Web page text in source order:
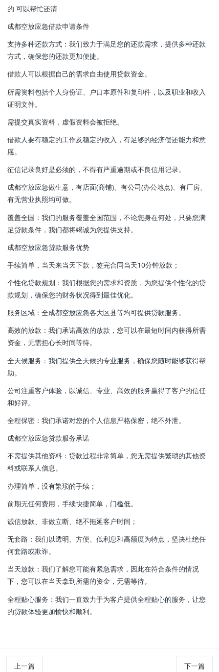
的 可以帮忙还清
成都空放应急借款申请条件
支持多种还款方式：我们致力于满足您的还款需求，提供多种还款
方式，确保您的还款更加便捷。
借款人可以根据自己的需求自由使用贷款资金。
所需资料包括个人身份证、户口本原件和复印件，以及职业和收入
证明文件。
需提交真实资料，虚假资料会被拒绝。
借款人要有稳定的工作及稳定的收入，有足够的经济偿还能力和意
愿。
征信记录良好是必须的，不得有严重逾期或不良信用记录。
成都空放应急做生意，有店面(商铺)、有公司(办公地点)、有厂房、
有无营业执照均可做。
覆盖全国：我们的服务覆盖全国范围，不论您身在何处，只要您满
足贷款条件，我们都将竭诚为您提供支持。
成都空放应急贷款服务优势
手续简单，当天来当天下款，签完合同当天10分钟放款；
个性化贷款规划：我们根据您的需求和资质，为您提供个性化的贷
款规划，确保您的财务状况得到最佳优化。
服务区域：全成都空放应急各大区县等均可提供贷款服务。
高效的放款：我们承诺高效的放款，您可以在最短时间内获得所需
资金，无需担心长时间等待。
全天候服务：我们提供全天候的专业服务，确保您随时能够获得帮
助。
公司注重客户体验，以诚信、专业、高效的服务赢得了客户的信任
和好评。
全程保密：我们承诺对您的个人信息严格保密，绝不外泄。
成都空放应急贷款服务承诺
不需提供其他资料：贷款过程非常简单，您无需提供繁琐的其他资
料或联系人信息。
办理简单，没有繁琐的手续；
前期无任何费用，手续快捷简单，门槛低。
诚信放款、非做立断、绝不拖延客户时间；
无套路：我们以透明、方便、低利息和高额度为特点，坚决杜绝任
何套路或欺诈。
当天放款：我们了解您可能有紧急需求，因此在符合条件的情况
下，您可以在当天拿到所需的资金，无需等待。
全程贴心服务：我们一直致力于为客户提供全程贴心的服务，让您
的贷款体验更加愉快和顺利。
上一篇 下一篇